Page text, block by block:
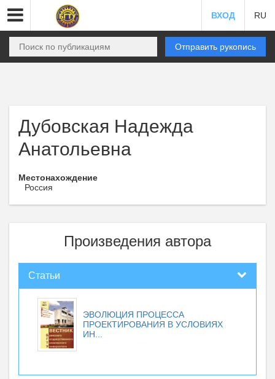
ВХОД RU
Отправить рукопись
Дубовская Надежда
Анатольевна
Местонахождение
Россия
Произведения автора
Статьи
ЭВОЛЮЦИЯ ПРОЦЕССА
ПРОЕКТИРОВАНИЯ В УСЛОВИЯХ
ИН...